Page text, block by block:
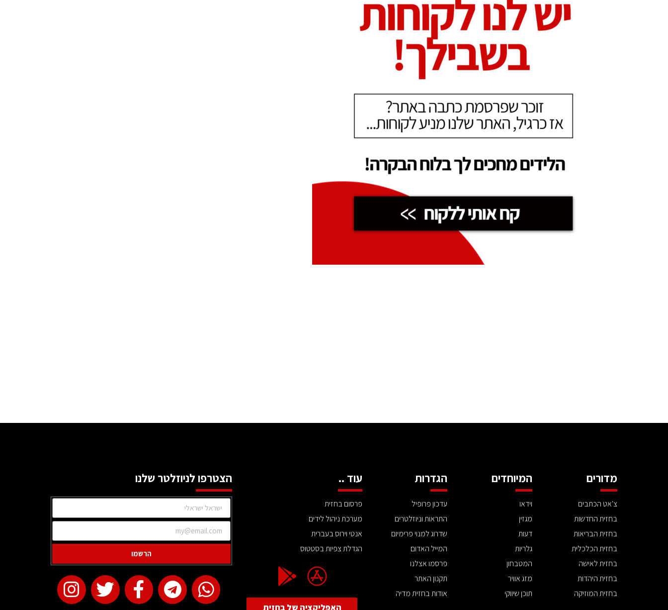
מדורים
צ'אט הכתבים
בחזית החדשות
בחזית הבריאות
בחזית הכלכלית
בחזית לאישה
בחזית היהדות
בחזית המוזיקה
המיוחדים
וידאו
מגזין
דעות
גלריות
המטבחון
מזג אוויר
תוכן שיווקי
הגדרות
עדכון פרופיל
התראות וניוזלטרים
שדרוג למנוי פרימיום
המייל האדום
פרסמו אצלנו
תקנון האתר
אודות בחזית מדיה
עוד ..
פרסום בחזית
מערכת ניהול לידים
אנטי וירוס בעברית
הגדלת צפיות בסטטוס
האפליקציה של בחזית
הצטרפו לניוזלטר שלנו
הרשמו